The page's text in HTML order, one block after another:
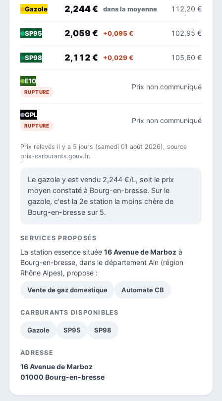
Gazole 2,244 € dans la moyenne 112,20 €
SP95 2,059 € +0,095 € 102,95 €
SP98 2,112 € +0,029 € 105,60 €
E10
RUPTURE
Prix non communiqué
GPL
RUPTURE
Prix non communiqué
Prix relevés il y a 5 jours (samedi 01 août 2026), source
prix-carburants.gouv.fr.
Le gazole y est vendu 2,244 €/L, soit le prix
moyen constaté à Bourg-en-bresse. Sur le
gazole, c'est la 2e station la moins chère de
Bourg-en-bresse sur 5.
SERVICES PROPOSÉS
La station essence située 16 Avenue de Marboz à
Bourg-en-bresse, dans le département Ain (région
Rhône Alpes), propose :
Vente de gaz domestique Automate CB
CARBURANTS DISPONIBLES
Gazole SP95 SP98
ADRESSE
16 Avenue de Marboz
01000 Bourg-en-bresse